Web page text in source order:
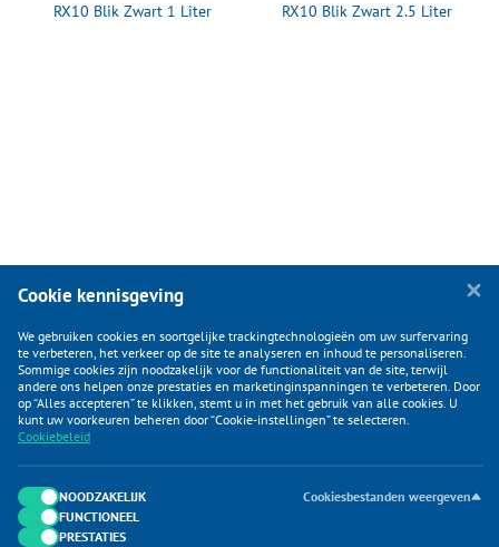
RX10 Blik Zwart 1 Liter RX10 Blik Zwart 2.5 Liter
KLANTENSERVICE
CATEGORIEËN
DUIJVELAAR E-COMMERCE
CONTACTEN
Cookie kennisgeving
We gebruiken cookies en soortgelijke trackingtechnologieën om uw surfervaring
te verbeteren, het verkeer op de site te analyseren en inhoud te personaliseren.
Sommige cookies zijn noodzakelijk voor de functionaliteit van de site, terwijl
andere ons helpen onze prestaties en marketinginspanningen te verbeteren. Door
op “Alles accepteren” te klikken, stemt u in met het gebruik van alle cookies. U
kunt uw voorkeuren beheren door “Cookie-instellingen” te selecteren.
Cookiebeleid
NOODZAKELIJK
Cookiesbestanden weergeven
FUNCTIONEEL
PRESTATIES